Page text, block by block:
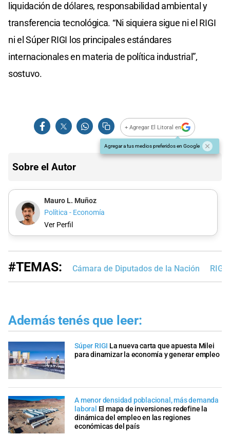
liquidación de dólares, responsabilidad ambiental y
transferencia tecnológica. “Ni siquiera sigue ni el RIGI
ni el Súper RIGI los principales estándares
internacionales en materia de política industrial”,
sostuvo.
+ Agregar El Litoral en
Agregar a tus medios preferidos en Google
Sobre el Autor
Mauro L. Muñoz
Política - Economía
Ver Perfil
#TEMAS: Cámara de Diputados de la Nación RIGI
Además tenés que leer:
Súper RIGI La nueva carta que apuesta Milei
para dinamizar la economía y generar empleo
A menor densidad poblacional, más demanda
laboral El mapa de inversiones redefine la
dinámica del empleo en las regiones
económicas del país